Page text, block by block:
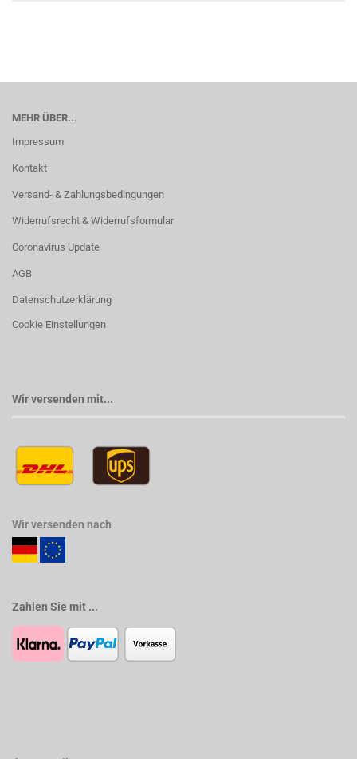
MEHR ÜBER...
Impressum
Kontakt
Versand- & Zahlungsbedingungen
Widerrufsrecht & Widerrufsformular
Coronavirus Update
AGB
Datenschutzerklärung
Cookie Einstellungen
Wir versenden mit...
Wir versenden nach
Zahlen Sie mit ...